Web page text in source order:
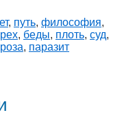
, путь, философия,
, беды, плоть, суд,
, паразит